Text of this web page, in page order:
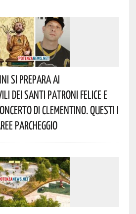
Si Prepara Ai
Dei Santi Patroni Felice E
Di Clementino. Questi I
Parcheggio